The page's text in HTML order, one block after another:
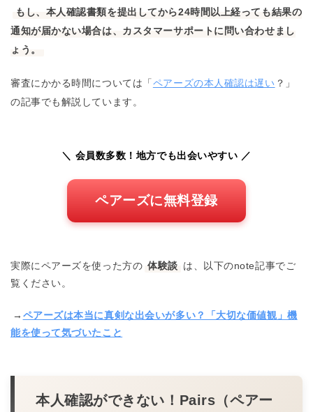
もし、本人確認書類を提出してから24時間以上経っても結果の
通知が届かない場合は、カスタマーサポートに問い合わせまし
ょう。
審査にかかる時間については「ペアーズの本人確認は遅い ？」
の記事でも解説しています。
＼ 会員数多数！地方でも出会いやすい ／
ペアーズに無料登録
実際にペアーズを使った方の 体験談 は、以下のnote記事でご
覧ください。
→ ペアーズは本当に真剣な出会いが多い？「大切な価値観」機
能を使って気づいたこと
本人確認ができない！Pairs（ペアー